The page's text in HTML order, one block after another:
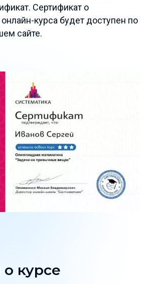
Сертификат о
курса будет доступен по
сайте.
курсе